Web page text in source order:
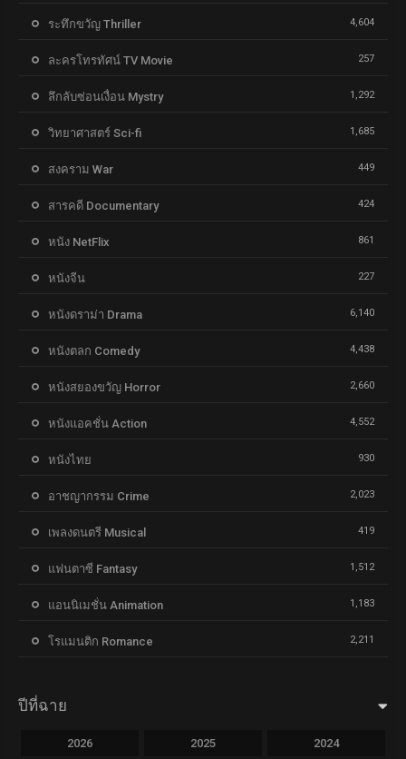
ระทึกขวัญ Thriller 4,604
ละครโทรทัศน์ TV Movie 257
ลึกลับซ่อนเงื่อน Mystry 1,292
วิทยาศาสตร์ Sci-fi 1,685
สงคราม War 449
สารคดี Documentary 424
หนัง NetFlix 861
หนังจีน 227
หนังดราม่า Drama 6,140
หนังตลก Comedy 4,438
หนังสยองขวัญ Horror 2,660
หนังแอคชั่น Action 4,552
หนังไทย 930
อาชญากรรม Crime 2,023
เพลงดนตรี Musical 419
แฟนตาซี Fantasy 1,512
แอนนิเมชั่น Animation 1,183
โรแมนติก Romance 2,211
ปีที่ฉาย
2026 2025 2024